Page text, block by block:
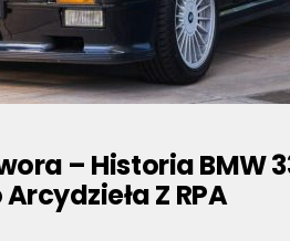
– Historia BMW
Z RPA